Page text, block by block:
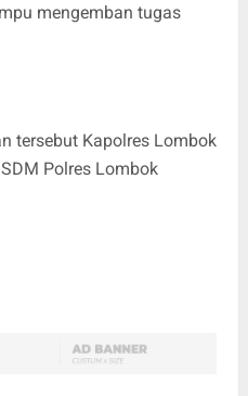
mengemban tugas
tersebut Kapolres Lombok
Polres Lombok